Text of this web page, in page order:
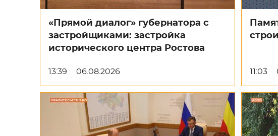
«Прямой диалог» губернатора с
застройщиками: застройка
исторического центра Ростова
13:39 06.08.2026 11:03